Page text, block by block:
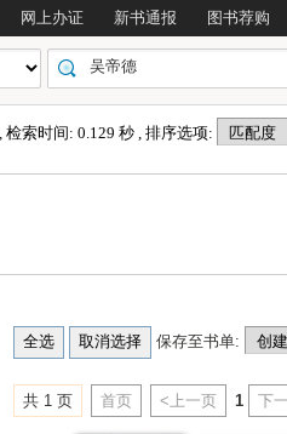
网上办证 新书通报 图书荐购
检索时间: 0.129 秒 , 排序选项:
保存至书单:
共 1 页 首页 <上一页 1 下